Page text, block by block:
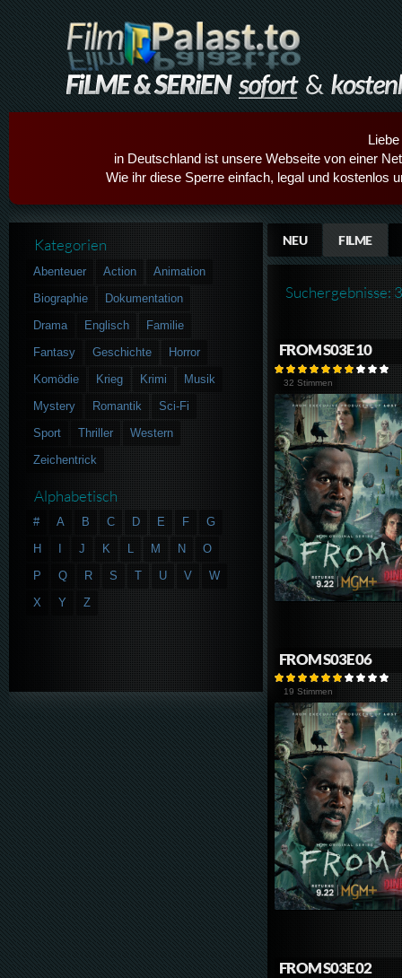
in Deutschland ist unsere Webseite von einer
Wie ihr diese Sperre einfach, legal und kostenlos
NEU FILME
Suchergebnisse:
FROM S03E10
32 Stimmen
FROM S03E06
19 Stimmen
FROM S03E02
Kategorien
Abenteuer Action
Animation
Biographie
Dokumentation
Drama
Englisch
Familie
Fantasy
Geschichte
Horror
Komödie
Krieg Krimi
Musik
Mystery
Romantik
Sci-Fi
Sport
Thriller
Western
Zeichentrick
Alphabetisch
# A B C D E F
G
H
J K L M N
O
P
Q R S T U V
W
X
Y Z